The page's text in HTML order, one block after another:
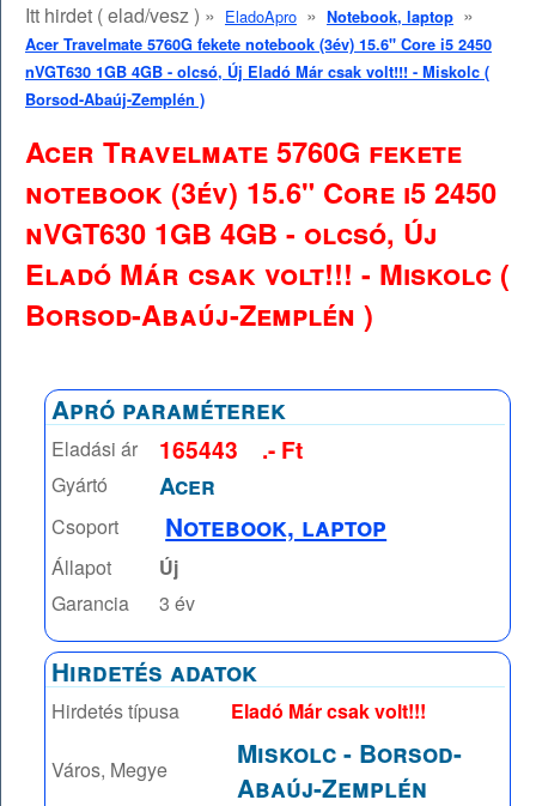
Itt hirdet ( elad/vesz ) » EladoApro » Notebook, laptop »
Acer Travelmate 5760G fekete notebook (3év) 15.6" Core i5 2450
nVGT630 1GB 4GB - olcsó, Új Eladó Már csak volt!!! - Miskolc (
Borsod-Abaúj-Zemplén )
Acer Travelmate 5760G fekete
notebook (3év) 15.6" Core i5 2450
nVGT630 1GB 4GB - olcsó, Új
Eladó Már csak volt!!! - Miskolc (
Borsod-Abaúj-Zemplén )
Apró paraméterek
Eladási ár 165443 .- Ft
Gyártó Acer
Csoport Notebook, laptop
Állapot
Új
Garancia
3 év
Hirdetés adatok
Hirdetés típusa Eladó Már csak volt!!!
Város, Megye Miskolc- Borsod-
Abaúj-Zemplén